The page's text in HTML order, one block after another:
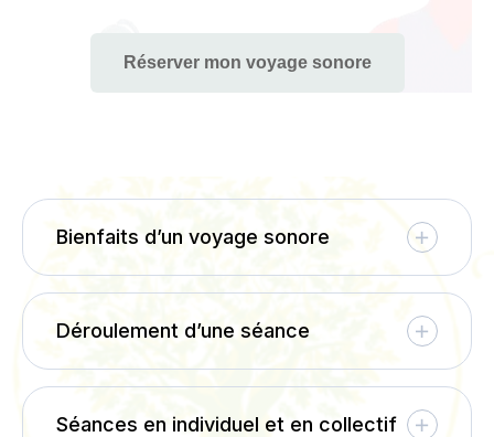
Réserver mon voyage sonore
Bienfaits d’un voyage sonore
Déroulement d’une séance
Séances en individuel et en collectif